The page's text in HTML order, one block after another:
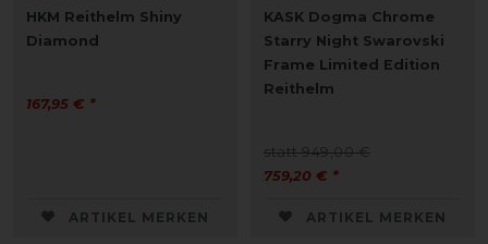
HKM Reithelm Shiny
Diamond
167,95 € *
ARTIKEL MERKEN
KASK Dogma Chrome
Starry Night Swarovski
Frame Limited Edition
Reithelm
statt 949,00 €
759,20 € *
ARTIKEL MERKEN